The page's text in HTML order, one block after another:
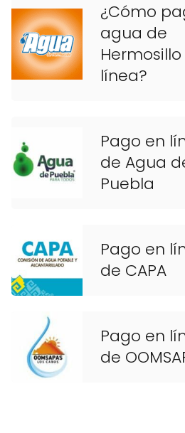
¿Cómo
agua de
línea?
Pago en
de Agua
Puebla
Pago en
de CAPA
Pago en
de